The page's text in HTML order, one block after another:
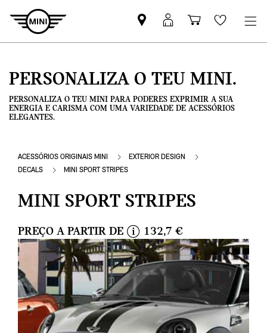
Pesquisar
parceiro
Iniciar
sessão
Carrinho
de
Wishlist
PERSONALIZA O TEU MINI.
PERSONALIZA O TEU MINI PARA PODERES EXPRIMIR A SUA
ENERGIA E CARISMA COM UMA VARIEDADE DE ACESSÓRIOS
ELEGANTES.
ACESSÓRIOS ORIGINAIS MINI
EXTERIOR DESIGN
DECALS
MINI SPORT STRIPES
MINI SPORT STRIPES
PREÇO A PARTIR DE
i
n
f
o
132,7 €